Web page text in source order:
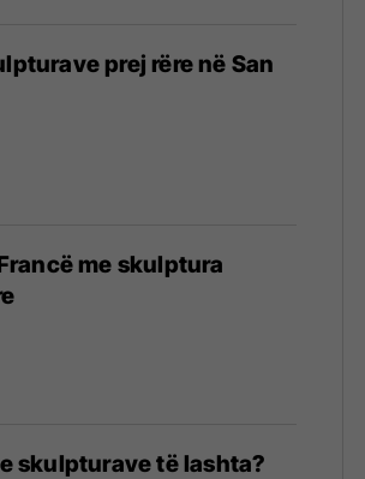
prej rëre në San
me skulptura
skulpturave të lashta?